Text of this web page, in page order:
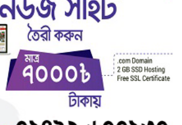
দামুড়হুদার জয়নগর স্থলবন্দর
পরিদর্শন করেন, বাংলাদেশ স্থলবন্দর
কর্তৃপক্ষের চেয়ারম্যান (অতিরিক্ত
ইসলাম
চুয়াডাঙ্গার জীবননগর মাজদিয়া
স্থলবন্দর পরিদর্শন করেন, বাংলাদেশ
স্থলবন্দর কর্তৃপক্ষের চেয়ারম্যান
কে.এম তরিকুল ইসলাম